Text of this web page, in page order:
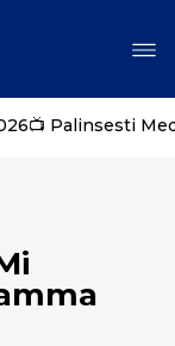
📺 Palinsesti